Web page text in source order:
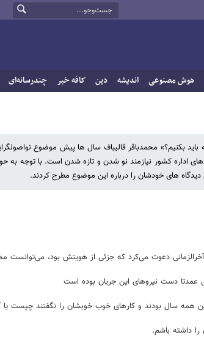
هوش مصنوعی اندیشه دین کافه خبر چندرسانه‌ای
بکنیم؟» محمدباقر قالیباف سال ها پیش موضوع
اداره کشور نیازمند نو شدن و تازه شدن است. با توجه به
های خودشان را درباره این موضوع مطرح کردند.
دعوت می‌کرد که جزئی از هویتش بود، می‌توانست
همه سال بودند و کارهای خوب خوبشان را نگفتند چیست
را داشته باشم.